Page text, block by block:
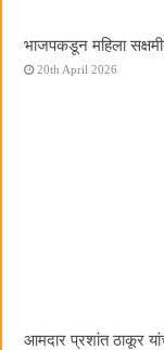
भाजपकडून महिला
20th April 2026
आमदार प्रशांत ठाकूर